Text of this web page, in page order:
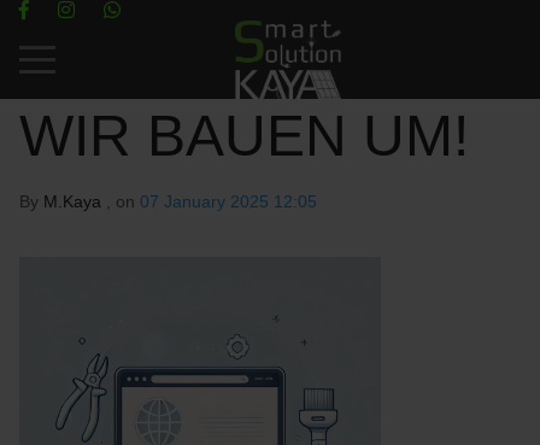
Mobile Menu Toggle
WIR BAUEN UM!
By M.Kaya , on 07 January 2025 12:05